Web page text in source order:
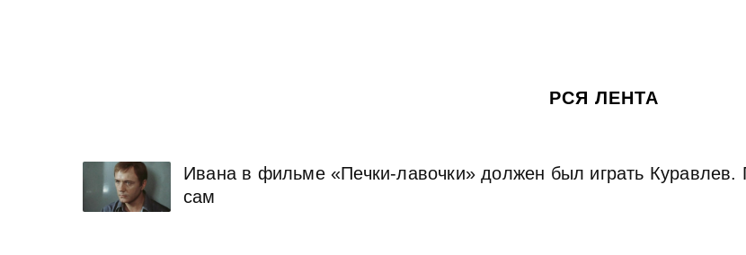
РСЯ ЛЕНТА
Ивана в фильме «Печки-лавочки» должен был играть Куравлев.
сам